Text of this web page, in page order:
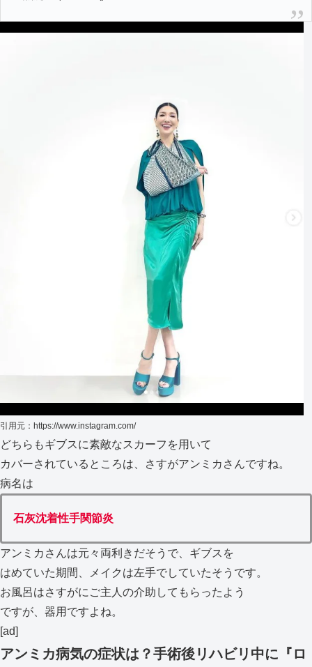
引用元：https://www.instagram.com/
どちらもギブスに素敵なスカーフを用いて
カバーされているところは、さすがアンミカさんですね。
病名は
石灰沈着性手関節炎
アンミカさんは元々両利きだそうで、ギブスを
はめていた期間、メイクは左手でしていたそうです。
お風呂はさすがにご主人の介助してもらったよう
ですが、器用ですよね。
[ad]
アンミカ病気の症状は？手術後リハビリ中に『ロ